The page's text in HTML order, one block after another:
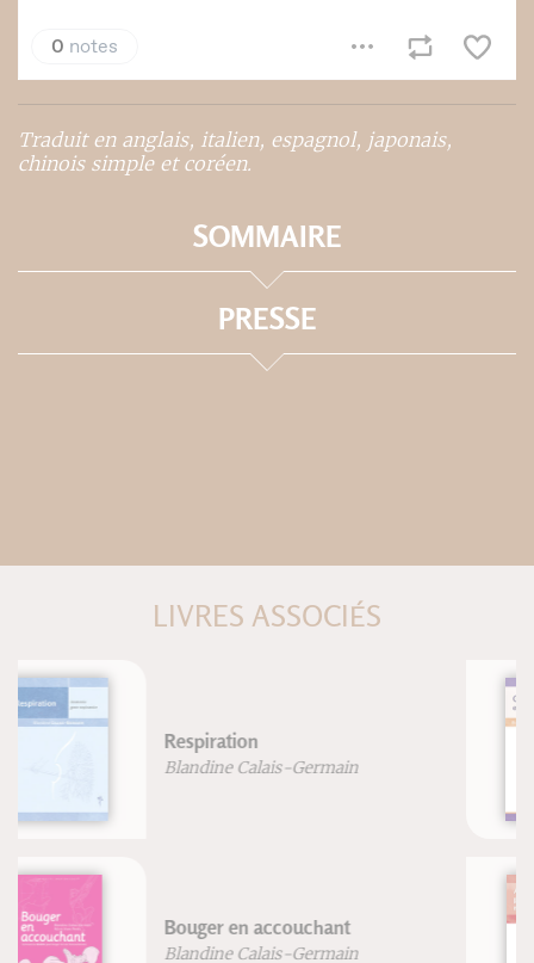
Traduit en anglais, italien, espagnol, japonais,
chinois simple et coréen.
SOMMAIRE
PRESSE
LIVRES ASSOCIÉS
yoga
Blandine Calais-Germain
Anatomie pour le mouvement -
Volume 2: Nouvelle édition